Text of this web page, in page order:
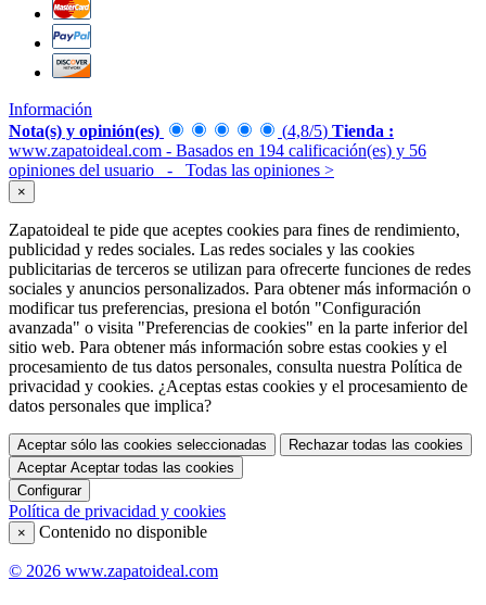
Información
Nota(s) y opinión(es)
(4,8/5) Tienda :
www.zapatoideal.com - Basados en 194 calificación(es) y 56
opiniones del usuario
- Todas las opiniones >
×
Zapatoideal te pide que aceptes cookies para fines de rendimiento,
publicidad y redes sociales. Las redes sociales y las cookies
publicitarias de terceros se utilizan para ofrecerte funciones de redes
sociales y anuncios personalizados. Para obtener más información o
modificar tus preferencias, presiona el botón "Configuración
avanzada" o visita "Preferencias de cookies" en la parte inferior del
sitio web. Para obtener más información sobre estas cookies y el
procesamiento de tus datos personales, consulta nuestra Política de
privacidad y cookies. ¿Aceptas estas cookies y el procesamiento de
datos personales que implica?
Aceptar sólo las cookies seleccionadas
Rechazar todas las cookies
Aceptar Aceptar todas las cookies
Configurar
Política de privacidad y cookies
× Contenido no disponible
© 2026 www.zapatoideal.com